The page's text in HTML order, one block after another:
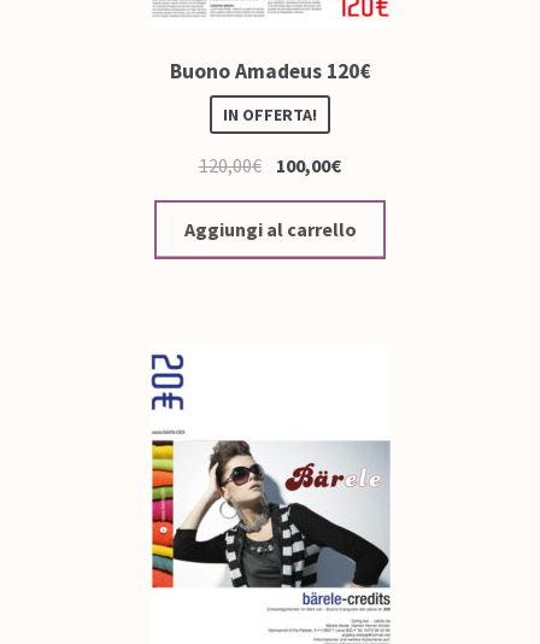
Buono Amadeus 120€
IN OFFERTA!
120,00€ 100,00€
Aggiungi al carrello